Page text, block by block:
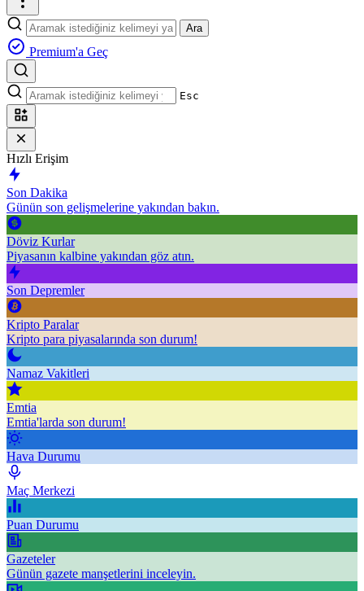
Ara
Premium'a Geç
Esc
Hızlı Erişim
Son Dakika
Günün son gelişmelerine yakından bakın.
Döviz Kurlar
Piyasanın kalbine yakından göz atın.
Son Depremler
Kripto Paralar
Kripto para piyasalarında son durum!
Namaz Vakitleri
Emtia
Emtia'larda son durum!
Hava Durumu
Maç Merkezi
Puan Durumu
Gazeteler
Günün gazete manşetlerini inceleyin.